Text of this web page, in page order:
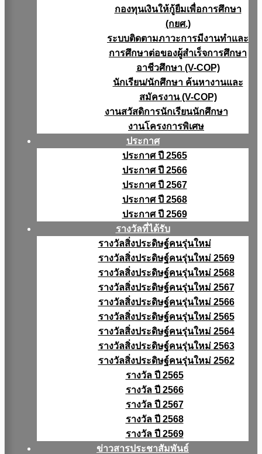
กองทุนเงินให้กู้ยืมเพื่อการศึกษา
(กยศ.)
ระบบติดตามภาวะการมีงานทำและ
การศึกษาต่อของผู้สำเร็จการศึกษา
อาชีวศึกษา (V-COP)
นักเรียน/นักศึกษา ค้นหางานและ
สมัครงาน (V-COP)
งานสวัสดิการนักเรียนนักศึกษา
งานโครงการพิเศษ
ประกาศ
ประกาศ ปี 2565
ประกาศ ปี 2566
ประกาศ ปี 2567
ประกาศ ปี 2568
ประกาศ ปี 2569
รางวัลที่ได้รับ
รางวัลสิ่งประดิษฐ์คนรุ่นใหม่
รางวัลสิ่งประดิษฐ์คนรุ่นใหม่ 2569
รางวัลสิ่งประดิษฐ์คนรุ่นใหม่ 2568
รางวัลสิ่งประดิษฐ์คนรุ่นใหม่ 2567
รางวัลสิ่งประดิษฐ์คนรุ่นใหม่ 2566
รางวัลสิ่งประดิษฐ์คนรุ่นใหม่ 2565
รางวัลสิ่งประดิษฐ์คนรุ่นใหม่ 2564
รางวัลสิ่งประดิษฐ์คนรุ่นใหม่ 2563
รางวัลสิ่งประดิษฐ์คนรุ่นใหม่ 2562
รางวัล ปี 2565
รางวัล ปี 2566
รางวัล ปี 2567
รางวัล ปี 2568
รางวัล ปี 2569
ข่าวสารประชาสัมพันธ์